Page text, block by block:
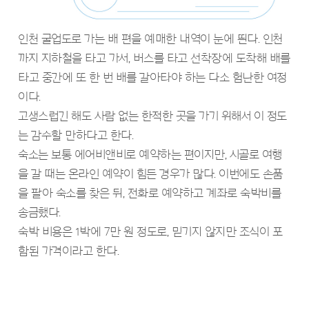
인천 굴업도로 가는 배 편을 예매한 내역이 눈에 띈다. 인천
까지 지하철을 타고 가서, 버스를 타고 선착장에 도착해 배를
타고 중간에 또 한 번 배를 갈아타야 하는 다소 험난한 여정
이다.
고생스럽긴 해도 사람 없는 한적한 곳을 가기 위해서 이 정도
는 감수할 만하다고 한다.
숙소는 보통 에어비앤비로 예약하는 편이지만, 시골로 여행
을 갈 때는 온라인 예약이 힘든 경우가 많다. 이번에도 손품
을 팔아 숙소를 찾은 뒤, 전화로 예약하고 계좌로 숙박비를
송금했다.
숙박 비용은 1박에 7만 원 정도로, 믿기지 않지만 조식이 포
함된 가격이라고 한다.